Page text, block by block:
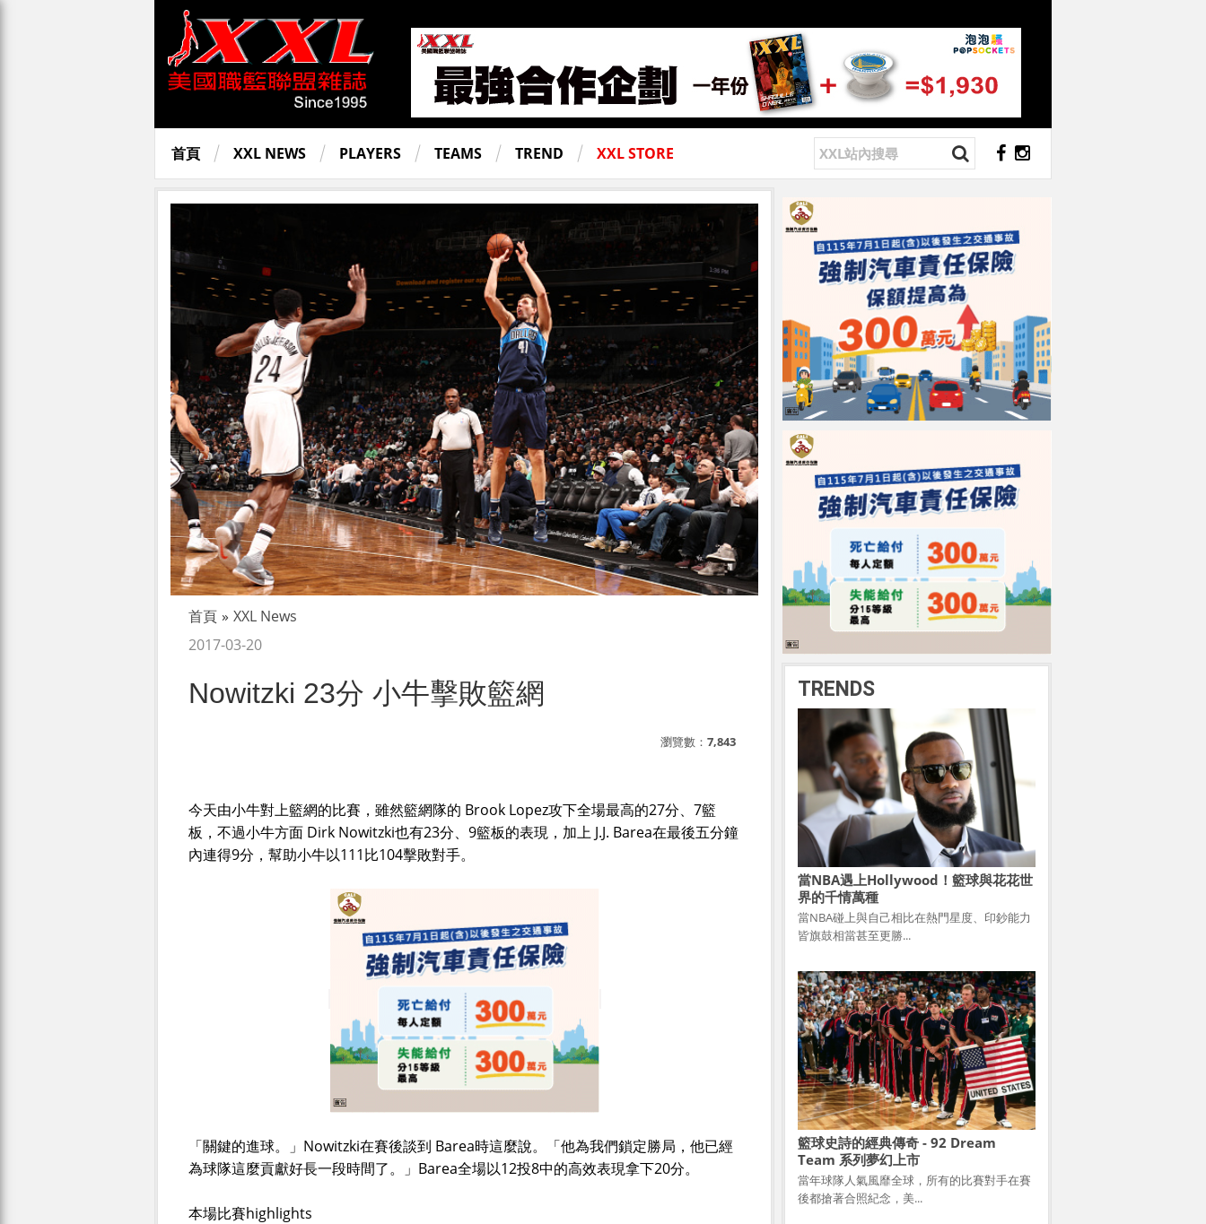
首頁 XXL NEWS PLAYERS TEAMS TREND XXL STORE
首頁 » XXL News
2017-03-20
Nowitzki 23分 小牛擊敗籃網
瀏覽數： 7,843
今天由小牛對上籃網的比賽，雖然籃網隊的 Brook Lopez攻下全場最高的27分、7籃
板，不過小牛方面 Dirk Nowitzki也有23分、9籃板的表現，加上 J.J. Barea在最後五分鐘
內連得9分，幫助小牛以111比104擊敗對手。
「關鍵的進球。」Nowitzki在賽後談到 Barea時這麼說。「他為我們鎖定勝局，他已經
為球隊這麼貢獻好長一段時間了。」Barea全場以12投8中的高效表現拿下20分。
本場比賽highlights
TRENDS
當NBA遇上Hollywood！籃球與花花世
界的千情萬種
當NBA碰上與自己相比在熱門星度、印鈔能力
皆旗鼓相當甚至更勝...
籃球史詩的經典傳奇 - 92 Dream
Team 系列夢幻上市
當年球隊人氣風靡全球，所有的比賽對手在賽
後都搶著合照紀念，美...